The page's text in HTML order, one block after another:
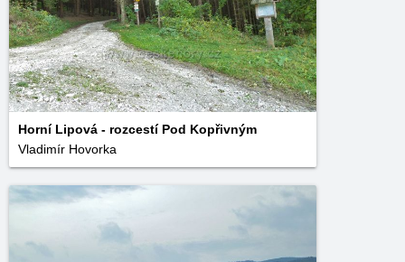
Horní Lipová - rozcestí Pod Kopřivným
Vladimír Hovorka